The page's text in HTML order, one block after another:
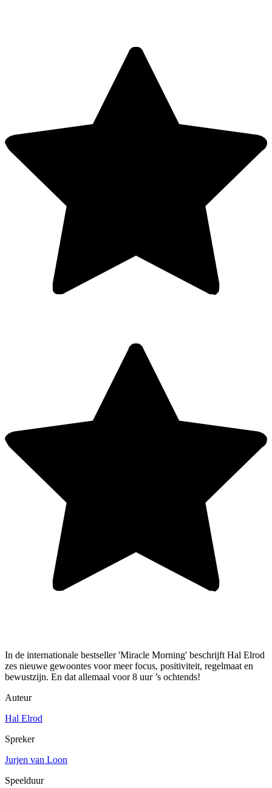
In de internationale bestseller 'Miracle Morning' beschrijft Hal Elrod
zes nieuwe gewoontes voor meer focus, positiviteit, regelmaat en
bewustzijn. En dat allemaal voor 8 uur ’s ochtends!
Auteur
Hal Elrod
Spreker
Jurjen van Loon
Speelduur